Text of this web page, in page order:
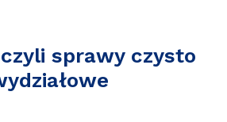
sprawy czysto